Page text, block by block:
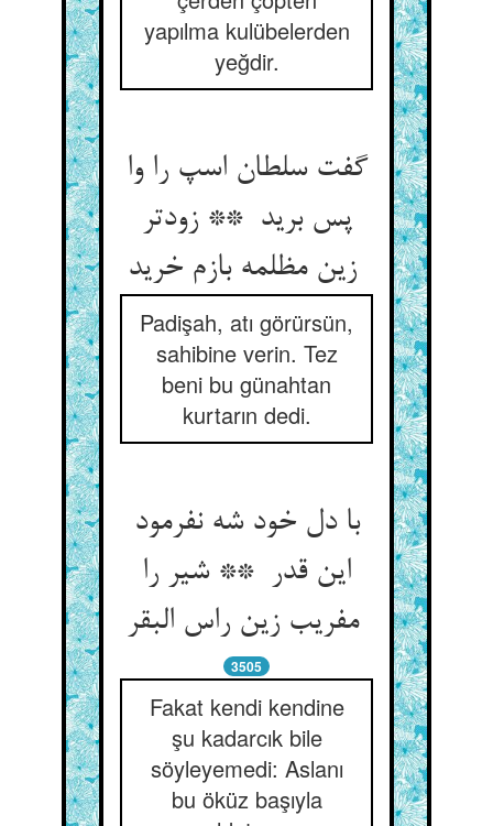
yapılma kulübelerden
yeğdir.
گفت سلطان اسپ را وا
پس برید ** زودتر
Padişah, atı görürsün,
sahibine verin. Tez
beni bu günahtan
kurtarın dedi.
با دل خود شه نفرمود
این قدر ** شیر را
مفریب زین راس البقر
3505
Fakat kendi kendine
şu kadarcık bile
söyleyemedi: Aslanı
bu öküz başıyla